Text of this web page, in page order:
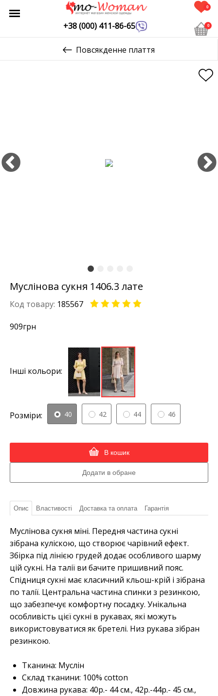
+38 (000) 411-86-65
0
0
Повсякденне плаття
Муслінова сукня 1406.3 лате
Код товару: 185567
909грн
Інші кольори:
Розміри: 40 42 44 46
В кошик
Опис Властивості Доставка та оплата Гарантія
Муслінова сукня міні. Передня частина сукні
зібрана куліскою, що створює чарівний ефект.
Збірка під лінією грудей додає особливого шарму
цій сукні. На талії ви бачите пришивний пояс.
Спідниця сукні має класичний кльош-крій і зібрана
по талії. Центральна частина спинки з резинкою,
що забезпечує комфортну посадку. Унікальна
особливість цієї сукні в рукавах, які можуть
використовуватися як бретелі. Низ рукава зібран
резинкою.
Тканина: Муслін
Склад тканини: 100% cotton
Довжина рукава: 40р.- 44 см., 42р.-44р.- 45 см.,